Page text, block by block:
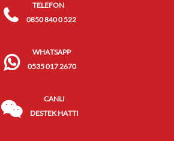
TELEFON
0850 840 0 522
WHATSAPP
0535 017 2670
CANLI
DESTEK HATTI